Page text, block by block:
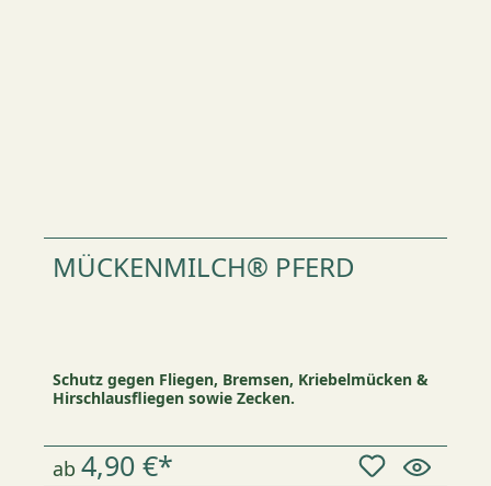
MÜCKENMILCH® PFERD
Schutz gegen Fliegen, Bremsen, Kriebelmücken &
Hirschlausfliegen sowie Zecken.
ab 4,90 €*